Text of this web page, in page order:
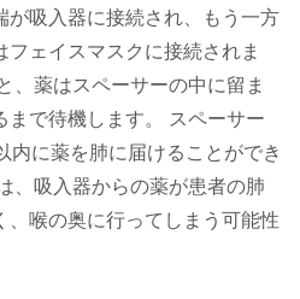
が吸入器に接続され、もう一方
ェイスマスクに接続されま
、薬はスペーサーの中に留ま
まで待機します。 スペーサー
内に薬を肺に届けることができ
、吸入器からの薬が患者の肺
、喉の奥に行ってしまう可能性